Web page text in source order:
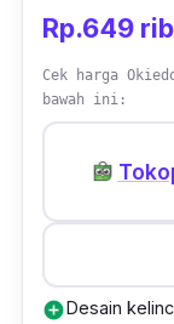
Rp.649
Cek harga
bawah ini:
add_circleDesain